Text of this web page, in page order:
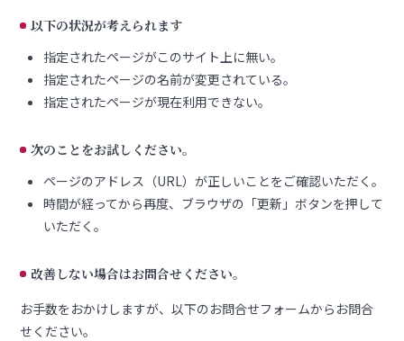
以下の状況が考えられます
指定されたページがこのサイト上に無い。
指定されたページの名前が変更されている。
指定されたページが現在利用できない。
次のことをお試しください。
ページのアドレス（URL）が正しいことをご確認いただく。
時間が経ってから再度、ブラウザの「更新」ボタンを押して
いただく。
改善しない場合はお問合せください。
お手数をおかけしますが、以下のお問合せフォームからお問合
せください。